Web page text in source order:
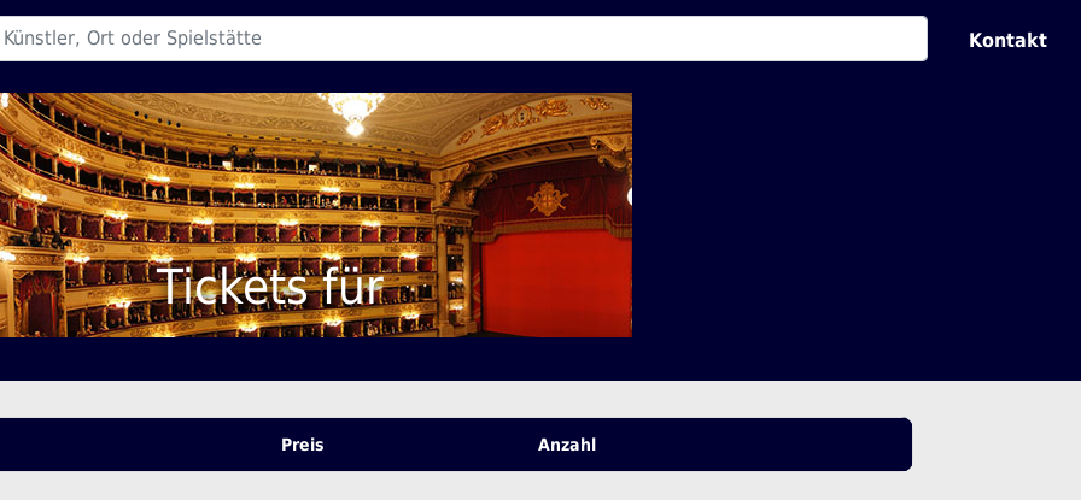
Kontakt
Tickets für
Preis Anzahl